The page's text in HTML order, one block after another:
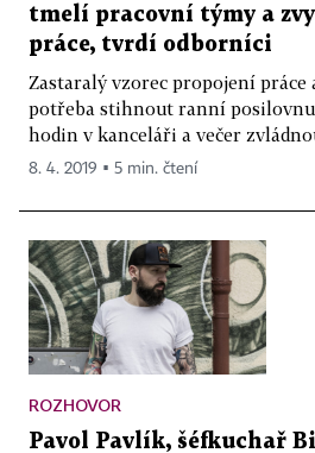
tmelí pracovní týmy a
práce, tvrdí odborníci
Zastaralý vzorec propojení
potřeba stihnout ranní
hodin v kanceláři a večer
8. 4. 2019 ▪ 5 min. čtení
ROZHOVOR
Pavol Pavlík, šéfkuchař